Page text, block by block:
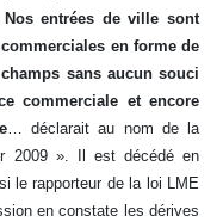
Nos entrées de ville sont
en forme de
sans aucun souci
commerciale et encore
… déclarait au nom de la
2009 ». Il est décédé en
le rapporteur de la loi LME
en constate les dérives